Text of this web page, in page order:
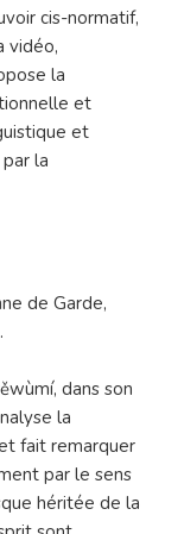
cis-normatif,
vidéo,
la
et
et
la
de Garde,
dans son
la
fait remarquer
par le sens
héritée de la